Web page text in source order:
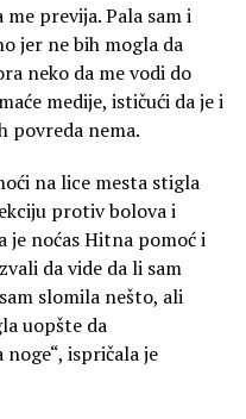
previja. Pala sam i
jer ne bih mogla da
neko da me vodi do
medije, ističući da je i
povreda nema.
na lice mesta stigla
protiv bolova i
je noćas Hitna pomoć i
da vide da li sam
slomila nešto, ali
uopšte da
ispričala je